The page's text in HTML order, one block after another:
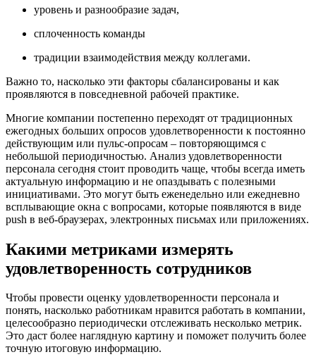
уровень и разнообразие задач,
сплоченность команды
традиции взаимодействия между коллегами.
Важно то, насколько эти факторы сбалансированы и как
проявляются в повседневной рабочей практике.
Многие компании постепенно переходят от традиционных
ежегодных больших опросов удовлетворенности к постоянно
действующим или пульс-опросам – повторяющимся с
небольшой периодичностью. Анализ удовлетворенности
персонала сегодня стоит проводить чаще, чтобы всегда иметь
актуальную информацию и не опаздывать с полезными
инициативами. Это могут быть еженедельно или ежедневно
всплывающие окна с вопросами, которые появляются в виде
push в веб-браузерах, электронных письмах или приложениях.
Какими метриками измерять
удовлетворенность сотрудников
Чтобы провести оценку удовлетворенности персонала и
понять, насколько работникам нравится работать в компании,
целесообразно периодически отслеживать несколько метрик.
Это даст более наглядную картину и поможет получить более
точную итоговую информацию.